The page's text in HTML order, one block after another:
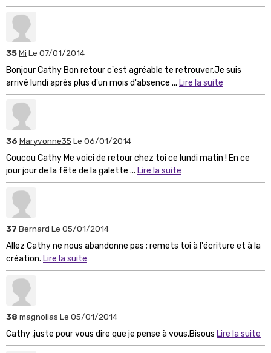
35Mi Le 07/01/2014
Bonjour Cathy Bon retour c'est agréable te retrouver.Je suis
arrivé lundi après plus d'un mois d'absence ... Lire la suite
36 Maryvonne35 Le 06/01/2014
Coucou Cathy Me voici de retour chez toi ce lundi matin ! En ce
jour jour de la fête de la galette ... Lire la suite
37 Bernard Le 05/01/2014
Allez Cathy ne nous abandonne pas ; remets toi à l'écriture et à la
création. Lire la suite
38 magnolias Le 05/01/2014
Cathy ,juste pour vous dire que je pense à vous.Bisous Lire la suite